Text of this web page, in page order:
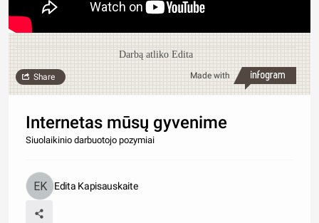
Darbą atliko Edita
Made with
Share
Internetas mūsų gyvenime
Siuolaikinio darbuotojo pozymiai
Edita Kapisauskaite